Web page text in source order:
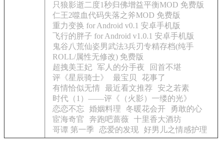
只狼影逝二度1秒归佛增益平衡MOD 免费版
仁王2噬血代码失落之斧MOD 免费版
重力变换 for Android v0.1 安卓手机版
飞行的胖子 for Android v1.0.1 安卓手机版
鬼谷八荒仙姿男武法3兵刃专精存档(纯手
ROLL/属性无修改) 免费版
超拽美王妃 军人的分手夜
回首不堪
评《星辰骑士》
最宝贝
花事了
有情恰似无情
最近看文推荐
安之若素
时代（1）——评《（火影）一缕的光》
恋恋不忘
婚姻料理 冬暖花会开
勇敢的心
宦海奇官
奔跑吧蔷薇
十里香大酒坊
哥谭 第一季
恋爱的发现 好男儿之情感护理